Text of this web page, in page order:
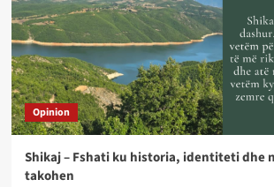
Opinion
Shikaj – Fshati ku historia, identiteti dhe
takohen